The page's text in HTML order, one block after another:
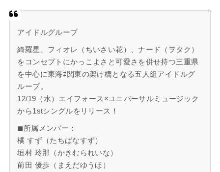
アイドルグループ
綺羅星、フィオレ（ちいさい花）、ナード（ヲタク）
をコンセプトにかっこよさと可愛さを併せ持つ三重県
を中心に東海⇄関東の架け橋となる五人組アイドルグ
ループ。
12/19（水）エイフォース×ユニバーサルミュージック
から1stシングルをリリース！
◼所属メンバー：
橘 すず（たちばなすず）
垣村 玲那（かきむられいな）
前田 優歩（まえだゆうほ）